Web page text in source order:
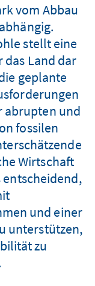
vom Abbau
stellt eine
Land dar
geplante
abrupten und
fossilen
Wirtschaft
entscheidend,
und einer
unterstützen,
zu